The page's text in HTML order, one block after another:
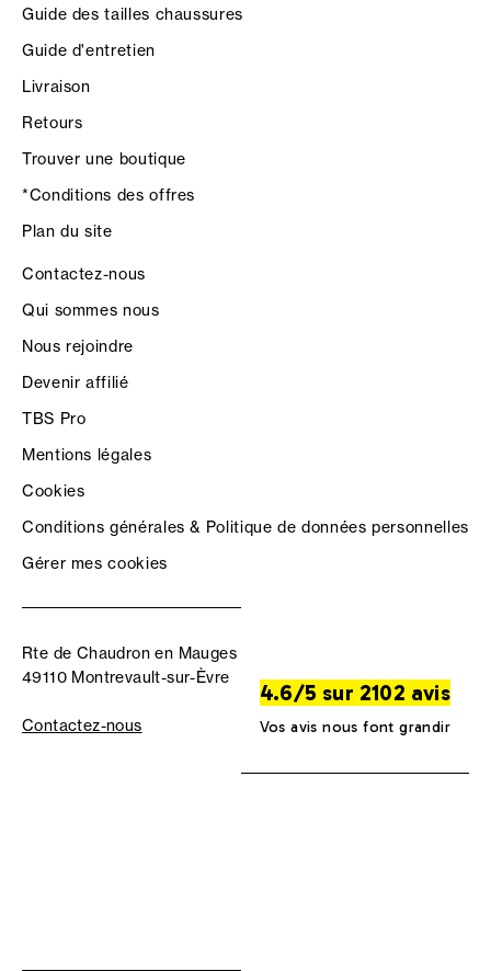
Guide des tailles chaussures
Guide d'entretien
Livraison
Retours
Trouver une boutique
*Conditions des offres
Plan du site
Contactez-nous
Qui sommes nous
Nous rejoindre
Devenir affilié
TBS Pro
Mentions légales
Cookies
Conditions générales & Politique de données personnelles
Gérer mes cookies
Rte de Chaudron en Mauges
49110 Montrevault-sur-Èvre
Contactez-nous
4.6/5 sur 2102 avis
Vos avis nous font grandir